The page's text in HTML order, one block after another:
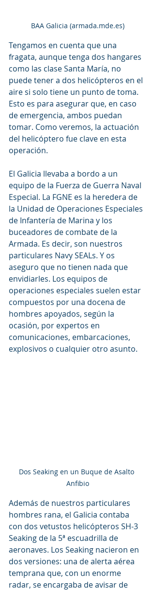
BAA Galicia (armada.mde.es)
Tengamos en cuenta que una
fragata, aunque tenga dos hangares
como las clase Santa María, no
puede tener a dos helicópteros en el
aire si solo tiene un punto de toma.
Esto es para asegurar que, en caso
de emergencia, ambos puedan
tomar. Como veremos, la actuación
del helicóptero fue clave en esta
operación.
El Galicia llevaba a bordo a un
equipo de la Fuerza de Guerra Naval
Especial. La FGNE es la heredera de
la Unidad de Operaciones Especiales
de Infantería de Marina y los
buceadores de combate de la
Armada. Es decir, son nuestros
particulares Navy SEALs. Y os
aseguro que no tienen nada que
envidiarles. Los equipos de
operaciones especiales suelen estar
compuestos por una docena de
hombres apoyados, según la
ocasión, por expertos en
comunicaciones, embarcaciones,
explosivos o cualquier otro asunto.
Dos Seaking en un Buque de Asalto
Anfibio
Además de nuestros particulares
hombres rana, el Galicia contaba
con dos vetustos helicópteros SH-3
Seaking de la 5ª escuadrilla de
aeronaves. Los Seaking nacieron en
dos versiones: una de alerta aérea
temprana que, con un enorme
radar, se encargaba de avisar de